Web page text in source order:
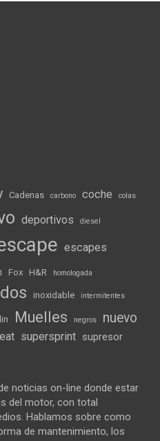
Cadenas carbono coche colas
deportivos diesel
escapes
Fox H&R homologada
inoxidable intermitentes
Muelles negros nuevo
supersprint supresor
noticias on-line donde estar
del motor, con total
Hablamos sobre como
de mantenimiento, los